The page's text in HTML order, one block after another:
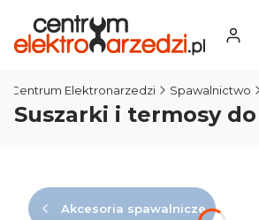
Centrum Elektronarzedzi Spawalnictwo
Suszarki i termosy
Akcesoria spawalnicze